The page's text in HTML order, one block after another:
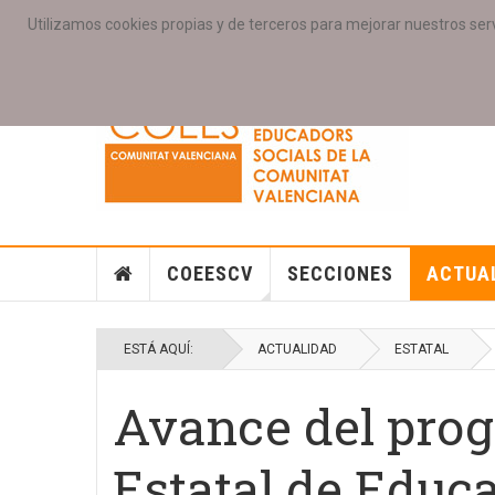
Utilizamos cookies propias y de terceros para mejorar nuestros
PORTADA ACCESO COLEGIAD@S GALERIAS
COEESCV SECCIONES
ESTÁ AQUÍ: ACTUALIDAD ESTATAL
Avance del